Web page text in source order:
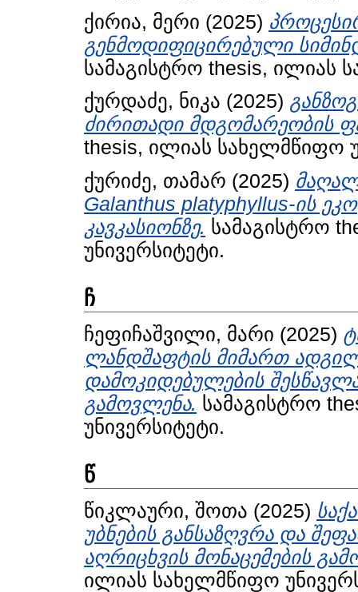
ქირია, მერი (2025)
გენმოდიფიცირებული
სამაგისტრო thesis, ილიას
ქურდაძე, ნიკა (2025)
ძირითადი მდგომარეობის
thesis, ილიას სახელმწიფო
ქურიძე, თამარ (2025)
Galanthus platyphyllus-ის
კავკასიონზე. სამაგისტრო
უნივერსიტეტი.
ჩ
ჩეფიჩაშვილი, მარი (2025)
ლანდშაფტის მიმართ
დამოკიდებულების
გამოვლენა. სამაგისტრო
უნივერსიტეტი.
წ
წიკლაური, შოთა (2025)
უბნების განსაზღვრა და
აღრიცხვის მონაცემების
ილიას სახელმწიფო